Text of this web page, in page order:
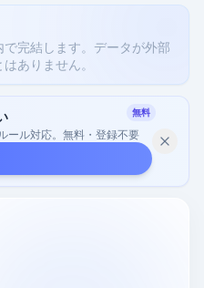
完結します。データが外部
ありません。
無料
ール対応。無料・登録不要